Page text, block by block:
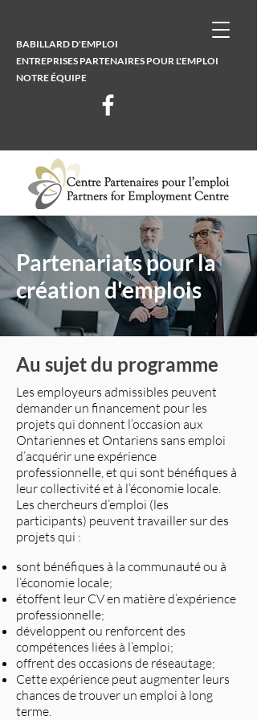
BABILLARD D'EMPLOI
ENTREPRISES PARTENAIRES POUR L'EMPLOI
NOTRE ÉQUIPE
Partenariats pour la
création d'emplois
Au sujet du programme
Les employeurs admissibles peuvent
demander un financement pour les
projets qui donnent l’occasion aux
Ontariennes et Ontariens sans emploi
d’acquérir une expérience
professionnelle, et qui sont bénéfiques à
leur collectivité et à l’économie locale.
Les chercheurs d’emploi (les
participants) peuvent travailler sur des
projets qui :
sont bénéfiques à la communauté ou à
l’économie locale;
étoffent leur CV en matière d’expérience
professionnelle;
développent ou renforcent des
compétences liées à l’emploi;
offrent des occasions de réseautage;
Cette expérience peut augmenter leurs
chances de trouver un emploi à long
terme.